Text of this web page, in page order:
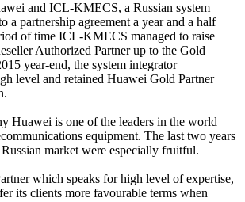
and ICL-KMECS, a Russian system
a partnership agreement a year and a half
of time ICL-KMECS managed to raise
Authorized Partner up to the Gold
year-end, the system integrator
level and retained Huawei Gold Partner
Huawei is one of the leaders in the world
equipment. The last two years
market were especially fruitful.
which speaks for high level of expertise,
its clients more favourable terms when